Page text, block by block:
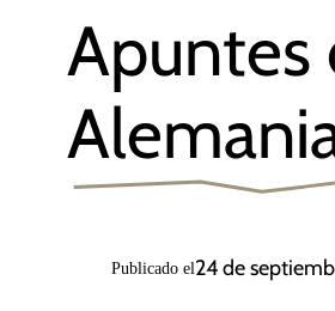
Apuntes
Publicado el24 de